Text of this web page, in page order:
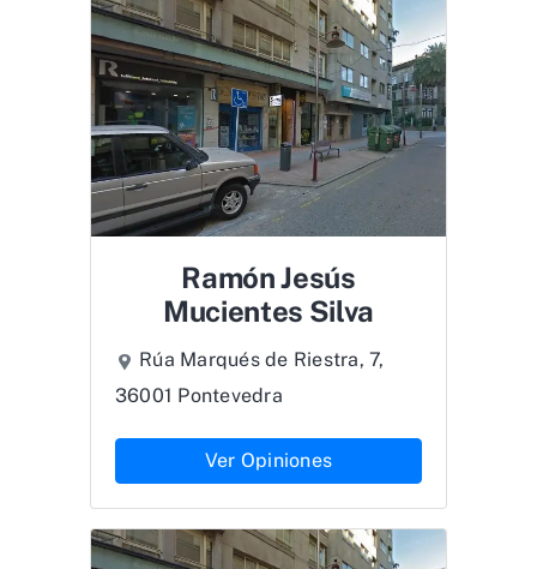
Ramón Jesús
Mucientes Silva
Rúa Marqués de Riestra, 7,
36001 Pontevedra
Ver Opiniones